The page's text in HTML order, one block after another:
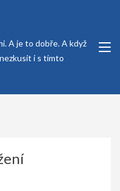
A je to dobře. A když
i s tímto